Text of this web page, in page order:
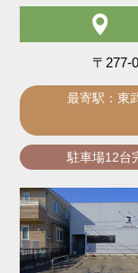
〒277-
最寄駅：東
駐車場12台